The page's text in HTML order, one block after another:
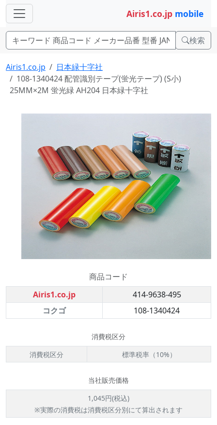
Airis1.co.jp mobile
検索
Airis1.co.jp
日本緑十字社
108-1340424 配管識別テープ(蛍光テープ) (S小)
25MM×2M 蛍光緑 AH204 日本緑十字社
商品コード
Airis1.co.jp
414-9638-495
コクゴ
108-1340424
消費税区分
消費税区分
標準税率（10%）
当社販売価格
1,045円(税込)
※実際の消費税は消費税区分別にて算出されます